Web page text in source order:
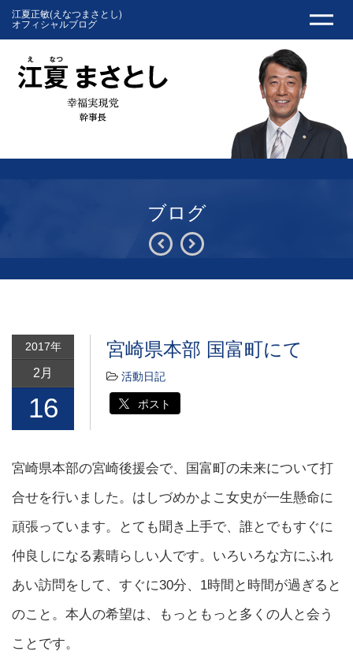
江夏正敏(えなつまさとし)
オフィシャルブログ
ブログ
2017年
2月
16
宮崎県本部 国富町にて
活動日記
ポスト
宮崎県本部の宮崎後援会で、国富町の未来について打
合せを行いました。はしづめかよこ女史が一生懸命に
頑張っています。とても聞き上手で、誰とでもすぐに
仲良しになる素晴らしい人です。いろいろな方にふれ
あい訪問をして、すぐに30分、1時間と時間が過ぎると
のこと。本人の希望は、もっともっと多くの人と会う
ことです。